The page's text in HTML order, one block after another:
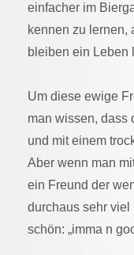
einfacher im
kennen zu lernen,
bleiben ein Leben
Um diese ewige
man wissen, dass
und mit einem
Aber wenn man
ein Freund der
durchaus sehr
schön: „imma n